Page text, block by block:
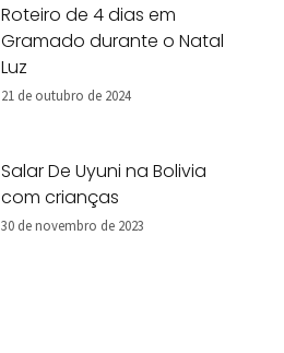
Roteiro de 4 dias em
Gramado durante o Natal
Luz
21 de outubro de 2024
Salar De Uyuni na Bolivia
com crianças
30 de novembro de 2023